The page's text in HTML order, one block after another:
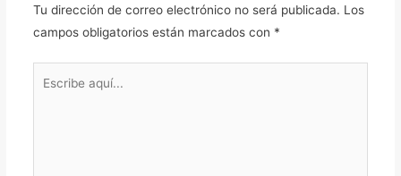
Tu dirección de correo electrónico no será publicada. Los
campos obligatorios están marcados con *